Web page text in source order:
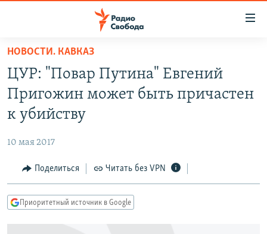
упрощенного
доступа
Вернуться
основному
Вернутся
Вернутся
ПРОГРАММЫ
ПОДКАСТЫ
АВТОРСКИЕ ПРОЕКТЫ
МНЕНИЯ
КУЛЬТУРА
КАВКАЗ.РЕАЛИИ
НОВОСТИ. КАВКАЗ
ЦУР: "Повар Путина" Евгений
Пригожин может быть причастен
к убийству
10 мая 2017
Поделиться Читать без VPN
Приоритетный источник в Google